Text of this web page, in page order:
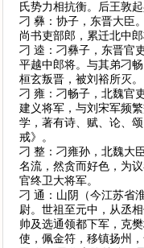
氏势力相抗衡。后王敦
刁 彝：协子，东晋大臣
尚书吏部郎，累迁北中
刁 逵：刁彝子，东晋官
平越中郎将。与其弟刁
桓玄叛晋，被刘裕所灭。
刁 雍：刁畅子，北魏官
建义将军，与刘宋军频
学，著有诗、赋、论、
戒》。
刁 整：刁雍孙，北魏大
名流，然贪而好色，为
官终卫大将军。
刁 通：山阴（今江苏省
尉。世祖至元中，从丞
帅及选通领都下军，克
使，佩金符，移镇扬州，